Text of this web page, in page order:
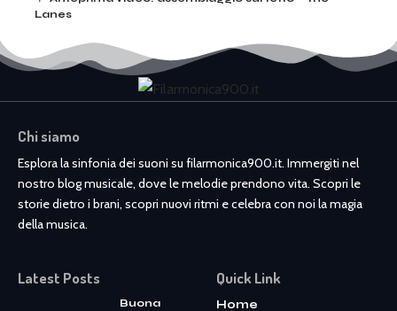
Lanes
Chi siamo
Esplora la sinfonia dei suoni su filarmonica900.it. Immergiti nel
nostro blog musicale, dove le melodie prendono vita. Scopri le
storie dietro i brani, scopri nuovi ritmi e celebra con noi la magia
della musica.
Latest Posts
Buona
Quick Link
Home